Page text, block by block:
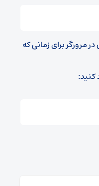
مرورگر برای زمانی که
کنید: